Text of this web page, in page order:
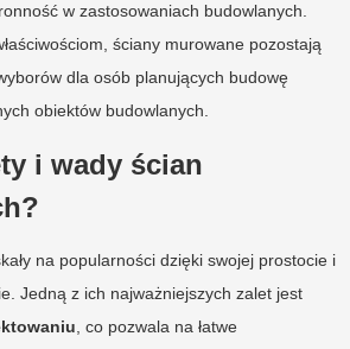
w zastosowaniach budowlanych.
ściany murowane pozostają
dla osób planujących budowę
obiektów budowlanych.
i wady ścian
na popularności dzięki swojej prostocie i
Jedną z ich najważniejszych zalet jest
, co pozwala na łatwe